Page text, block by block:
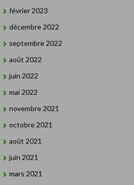
février 2023
décembre 2022
septembre 2022
août 2022
juin 2022
mai 2022
novembre 2021
octobre 2021
août 2021
juin 2021
mars 2021